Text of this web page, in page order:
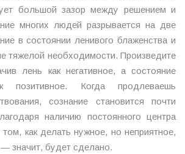
большой зазор между решением и
многих людей разрывается на две
в состоянии ленивого блаженства и
тяжелой необходимости. Произведите
лень как негативное, а состояние
позитивное. Когда продлеваешь
сознание становится почти
наличию постоянного центра
как делать нужное, но неприятное,
значит, будет сделано.